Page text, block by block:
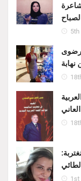
5th
رضوى
1st